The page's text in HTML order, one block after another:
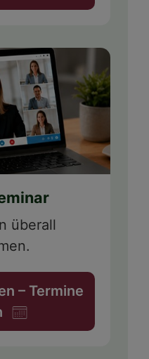
überall
– Termine